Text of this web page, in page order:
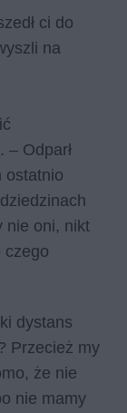
ci do
na
– Odparł
ostatnio
nie oni, nikt
czego
dystans
Przecież my
że nie
nie mamy